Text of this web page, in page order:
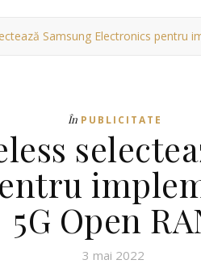
Samsung Electronics pentru
În PUBLICITATE
5G Open
3 mai 2022